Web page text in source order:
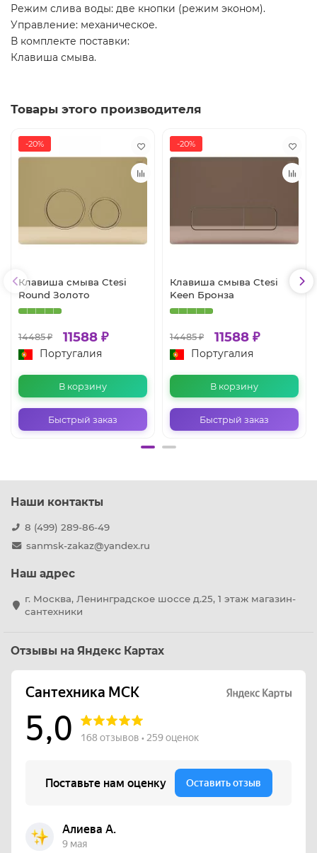
Режим слива воды: две кнопки (режим эконом).
Управление: механическое.
В комплекте поставки:
Клавиша смыва.
Товары этого производителя
-20%
Клавиша смыва Ctesi
Round Золото
14485 ₽ 11588 ₽
Португалия
В корзину
Быстрый заказ
-20%
Клавиша смыва Ctesi
Keen Бронза
14485 ₽ 11588 ₽
Португалия
В корзину
Быстрый заказ
Наши контакты
8 (499) 289-86-49
sanmsk-zakaz@yandex.ru
Наш адрес
г. Москва, Ленинградское шоссе д.25, 1 этаж магазин-
сантехники
Отзывы на Яндекс Картах